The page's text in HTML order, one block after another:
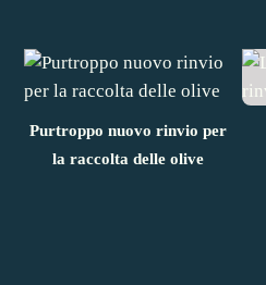
Purtroppo nuovo rinvio per
la raccolta delle olive